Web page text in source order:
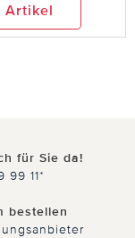
Artikel
für Sie da!
11*
bestellen